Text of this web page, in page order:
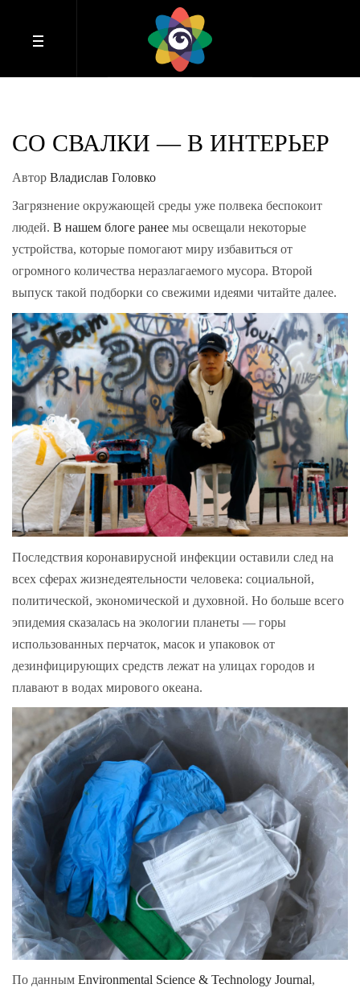
СО СВАЛКИ — В ИНТЕРЬЕР
Автор Владислав Головко
Загрязнение окружающей среды уже полвека беспокоит
людей. В нашем блоге ранее мы освещали некоторые
устройства, которые помогают миру избавиться от
огромного количества неразлагаемого мусора. Второй
выпуск такой подборки со свежими идеями читайте далее.
Последствия коронавирусной инфекции оставили след на
всех сферах жизнедеятельности человека: социальной,
политической, экономической и духовной. Но больше всего
эпидемия сказалась на экологии планеты — горы
использованных перчаток, масок и упаковок от
дезинфицирующих средств лежат на улицах городов и
плавают в водах мирового океана.
По данным Environmental Science & Technology Journal,